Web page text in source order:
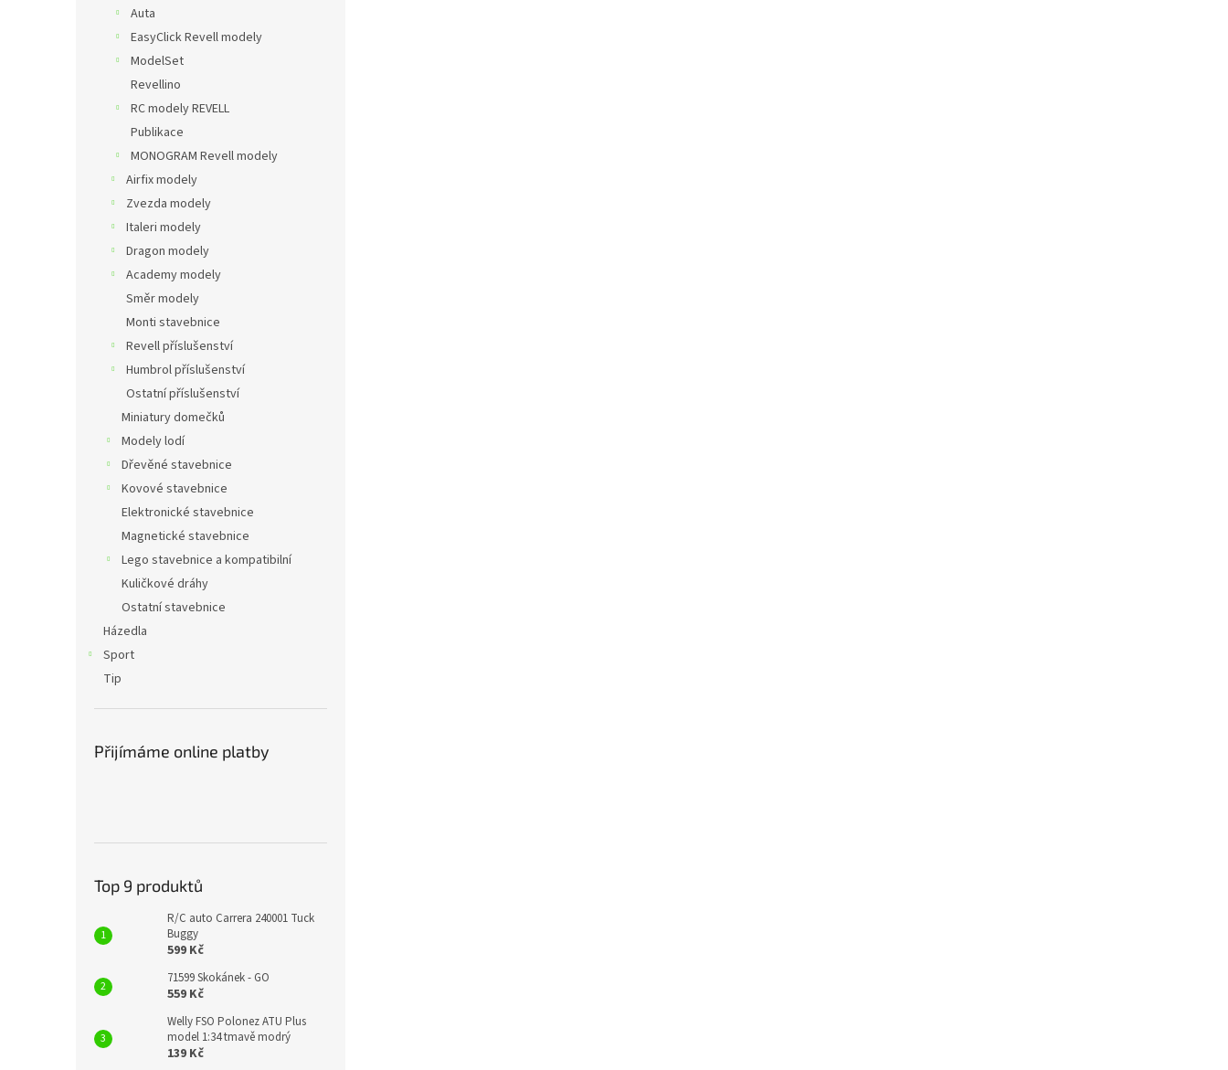
Auta
EasyClick Revell modely
ModelSet
Revellino
RC modely REVELL
Publikace
MONOGRAM Revell modely
Airfix modely
Zvezda modely
Italeri modely
Dragon modely
Academy modely
Směr modely
Monti stavebnice
Revell příslušenství
Humbrol příslušenství
Ostatní příslušenství
Miniatury domečků
Modely lodí
Dřevěné stavebnice
Kovové stavebnice
Elektronické stavebnice
Magnetické stavebnice
Lego stavebnice a kompatibilní
Kuličkové dráhy
Ostatní stavebnice
Házedla
Sport
Tip
Přijímáme online platby
Top 9 produktů
R/C auto Carrera 240001 Tuck
Buggy
599 Kč
71599 Skokánek - GO
559 Kč
Welly FSO Polonez ATU Plus
model 1:34 tmavě modrý
139 Kč